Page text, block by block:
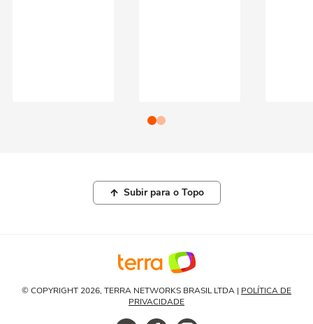
Subir para o Topo
© COPYRIGHT 2026, TERRA NETWORKS BRASIL LTDA | POLÍTICA DE
PRIVACIDADE